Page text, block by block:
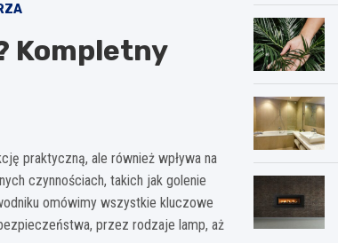
Kompletny
praktyczną, ale również wpływa na
czynnościach, takich jak golenie
omówimy wszystkie kluczowe
przez rodzaje lamp, aż